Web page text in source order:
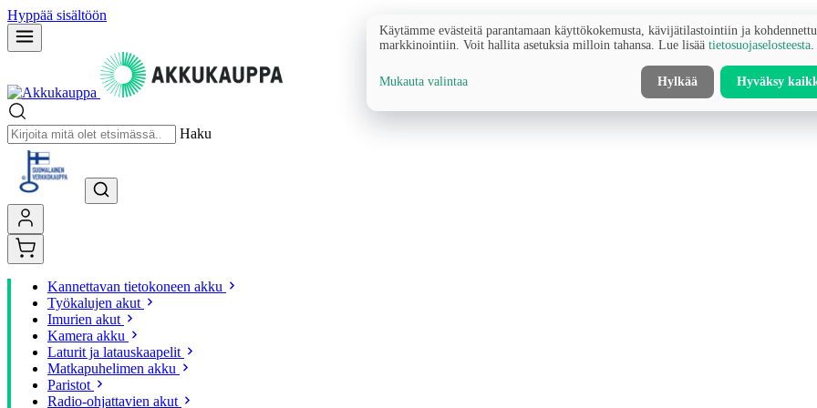
Hyppää sisältöön
Haku
Kannettavan tietokoneen akku
Työkalujen akut
Imurien akut
Kamera akku
Laturit ja latauskaapelit
Matkapuhelimen akku
Paristot
Radio-ohjattavien akut
Käytämme evästeitä parantamaan käyttökokemusta, kävijätilastointiin ja
markkinointiin. Voit hallita asetuksia milloin tahansa. Lue lisää tietosuojaselosteesta
Mukauta valintaa Hylkää Hyväksy